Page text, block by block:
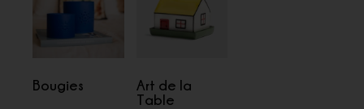
Bougies
Art de la
Table